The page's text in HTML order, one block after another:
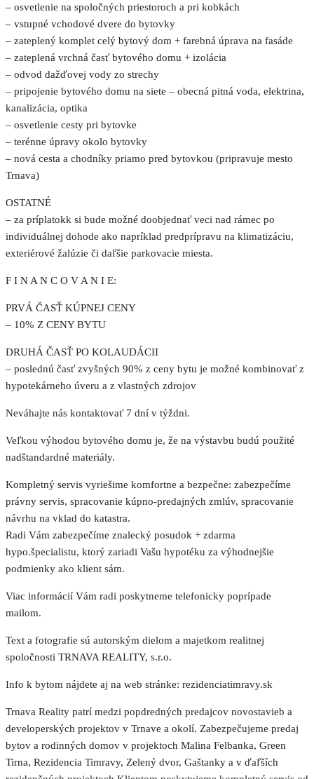
– osvetlenie na spoločných priestoroch a pri kobkách
– vstupné vchodové dvere do bytovky
– zateplený komplet celý bytový dom + farebná úprava na fasáde
– zateplená vrchná časť bytového domu + izolácia
– odvod dažďovej vody zo strechy
– pripojenie bytového domu na siete – obecná pitná voda, elektrina,
kanalizácia, optika
– osvetlenie cesty pri bytovke
– terénne úpravy okolo bytovky
– nová cesta a chodníky priamo pred bytovkou (pripravuje mesto
Trnava)
OSTATNÉ
– za príplatokk si bude možné doobjednať veci nad rámec po
individuálnej dohode ako napríklad predprípravu na klimatizáciu,
exteriérové žalúzie či daľšie parkovacie miesta.
F I N A N C O V A N I E:
PRVÁ ČASŤ KÚPNEJ CENY
– 10% Z CENY BYTU
DRUHÁ ČASŤ PO KOLAUDÁCII
– poslednú časť zvyšných 90% z ceny bytu je možné kombinovať z
hypotekárneho úveru a z vlastných zdrojov
Neváhajte nás kontaktovať 7 dní v týždni.
Veľkou výhodou bytového domu je, že na výstavbu budú použité
nadštandardné materiály.
Kompletný servis vyriešime komfortne a bezpečne: zabezpečíme
právny servis, spracovanie kúpno-predajných zmlúv, spracovanie
návrhu na vklad do katastra.
Radi Vám zabezpečíme znalecký posudok + zdarma
hypo.špecialistu, ktorý zariadi Vašu hypotéku za výhodnejšie
podmienky ako klient sám.
Viac informácií Vám radi poskytneme telefonicky poprípade
mailom.
Text a fotografie sú autorským dielom a majetkom realitnej
spoločnosti TRNAVA REALITY, s.r.o.
Info k bytom nájdete aj na web stránke: rezidenciatimravy.sk
Trnava Reality patrí medzi popdredných predajcov novostavieb a
developerských projektov v Trnave a okolí. Zabezpečujeme predaj
bytov a rodinných domov v projektoch Malina Felbanka, Green
Tirna, Rezidencia Timravy, Zelený dvor, Gaštanky a v ďaľších